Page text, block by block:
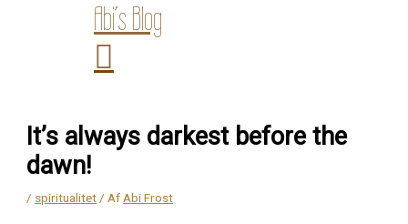
Abi’s Blog
It’s always darkest before the
dawn!
/ spiritualitet / Af Abi Frost